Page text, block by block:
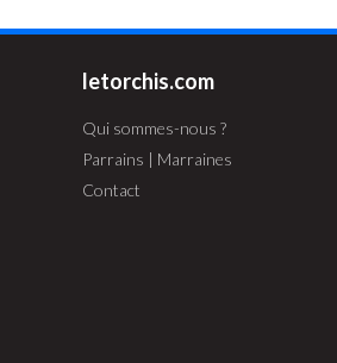
letorchis.com
Qui sommes-nous ?
Parrains | Marraines
Contact